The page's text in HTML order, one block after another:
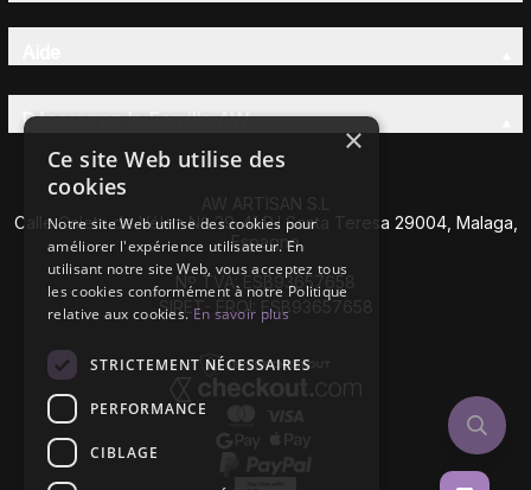
Découvrez la Famille AW
AW ARTISAN S.L
Calle Caleta de Vélez Nº 39-41 P.I Santa Teresa 29004, Malaga,
Espagne
Nº TVA: ESB93657658
SIRET- EROI: ESB93657658
×
Ce site Web utilise des
cookies
Notre site Web utilise des cookies pour
améliorer l'expérience utilisateur. En
utilisant notre site Web, vous acceptez tous
les cookies conformément à notre Politique
relative aux cookies.En savoir plus
STRICTEMENT NÉCESSAIRES
PERFORMANCE
CIBLAGE